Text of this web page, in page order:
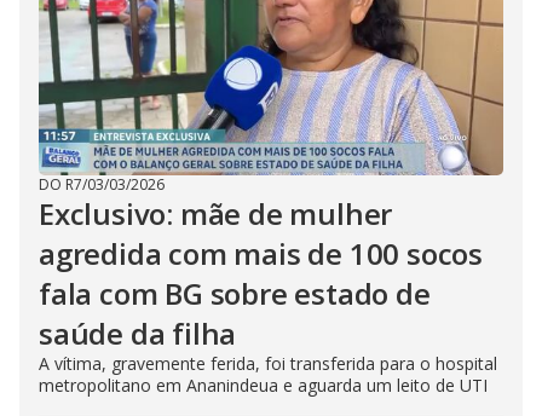
DO R7/03/03/2026
Exclusivo: mãe de mulher
agredida com mais de 100 socos
fala com BG sobre estado de
saúde da filha
A vítima, gravemente ferida, foi transferida para o hospital
metropolitano em Ananindeua e aguarda um leito de UTI